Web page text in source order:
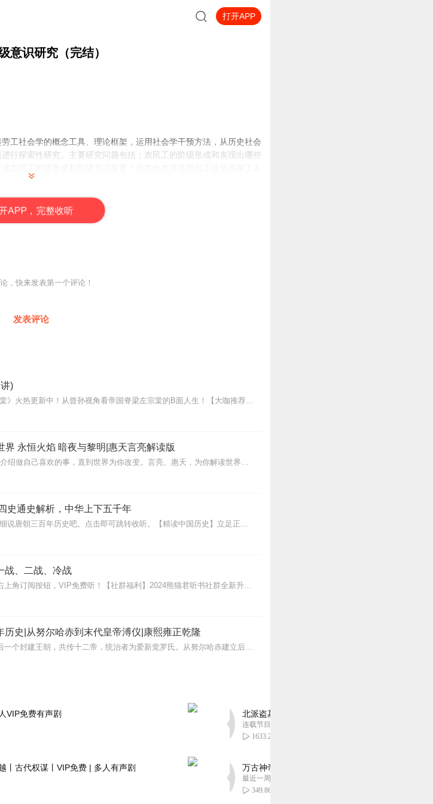
打开APP
意识研究（完结）
工社会学的概念工具、理论框架，运用社会学干预方法，从历史社会
行探索性研究。主要研究问题包括：农民工的阶级形成和表现出哪些
阶级背后的动力机制？提出了什么挑战？如何应对挑战？全书共八
APP，完整收听
，快来发表第一个评论！
发表评论
)
王更新老师最新AI演播专辑《我的曾祖左宗棠》火热更新中！从曾孙视角看帝国脊梁左宗棠的B面人生！【大咖推荐】明月的写作不仅笔锋活泼幽默，而且加进了自己的感悟，这就...
永恒火焰 暗夜与黎明|惠天言亮解读版
更新频率周一二三四五早上7点更新2集内容介绍做自己喜欢的事，直到世界为你改变。言亮、惠天，为你解读世界级畅销IP--肯·福莱特《中世纪三部曲》+前传《暗夜与...
史通史解析，中华上下五千年
新专辑《大唐三百年》已经上线，来听七言细说唐朝三百年历史吧。点击即可跳转收听。【精读中国历史】立足正史，现代阐释。溯本清源，守正创新。比小说还精彩的正说中国历...
战、二战、冷战
【更新频率】专辑共380集，已完结，点击右上角订阅按钮，VIP免费听！【社群福利】2024熊猫君听书社群全新升级，欢迎熊猫君的粉丝听友们入群交流，更多新鲜玩法和...
史|从努尔哈赤到末代皇帝溥仪|康熙雍正乾隆
清朝（1636年-1912年），是中国历史上最后一个封建王朝，共传十二帝，统治者为爱新觉罗氏。从努尔哈赤建立后金起，总计296年。从皇太极改国号为清起，国祚27...
VIP免费有声剧
丨古代权谋丨VIP免费 | 多人有声剧
北派盗墓笔记丨头陀渊出品丨悬疑灵异丨摸金校尉
连载节目超四百集
1633.28万
万古神帝丨玄幻丨热血丨紫襟团队演播丨多人有声
最近一周更新
349.86万